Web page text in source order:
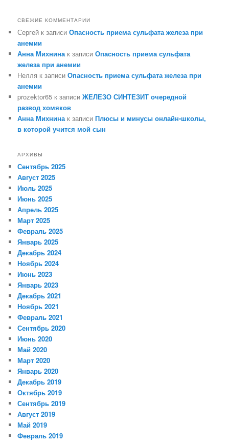
СВЕЖИЕ КОММЕНТАРИИ
Сергей к записиОпасность приема сульфата железа при
анемии
Анна Михнинак записиОпасность приема сульфата
железа при анемии
Нелля к записиОпасность приема сульфата железа при
анемии
prozektor65 к записиЖЕЛЕЗО СИНТЕЗИТ очередной
развод хомяков
Анна Михнинак записиПлюсы и минусы онлайн-школы,
в которой учится мой сын
АРХИВЫ
Сентябрь 2025
Август 2025
Июль 2025
Июнь 2025
Апрель 2025
Март 2025
Февраль 2025
Январь 2025
Декабрь 2024
Ноябрь 2024
Июнь 2023
Январь 2023
Декабрь 2021
Ноябрь 2021
Февраль 2021
Сентябрь 2020
Июнь 2020
Май 2020
Март 2020
Январь 2020
Декабрь 2019
Октябрь 2019
Сентябрь 2019
Август 2019
Май 2019
Февраль 2019